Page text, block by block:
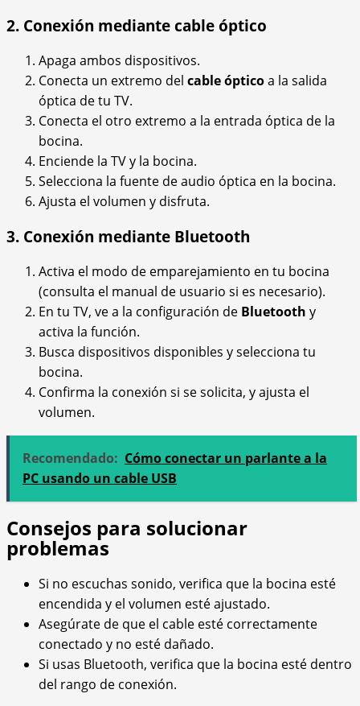
2. Conexión mediante cable óptico
Apaga ambos dispositivos.
Conecta un extremo del cable ópticoa la salida
óptica de tu TV.
Conecta el otro extremo a la entrada óptica de la
bocina.
Enciende la TV y la bocina.
Selecciona la fuente de audio óptica en la bocina.
Ajusta el volumen y disfruta.
3. Conexión mediante Bluetooth
Activa el modo de emparejamiento en tu bocina
(consulta el manual de usuario si es necesario).
En tu TV, ve a la configuración de Bluetooth y
activa la función.
Busca dispositivos disponibles y selecciona tu
bocina.
Confirma la conexión si se solicita, y ajusta el
volumen.
Recomendado: Cómo conectar un parlante a la
PC usando un cable USB
Consejos para solucionar
problemas
Si no escuchas sonido, verifica que la bocina esté
encendida y el volumen esté ajustado.
Asegúrate de que el cable esté correctamente
conectado y no esté dañado.
Si usas Bluetooth, verifica que la bocina esté dentro
del rango de conexión.